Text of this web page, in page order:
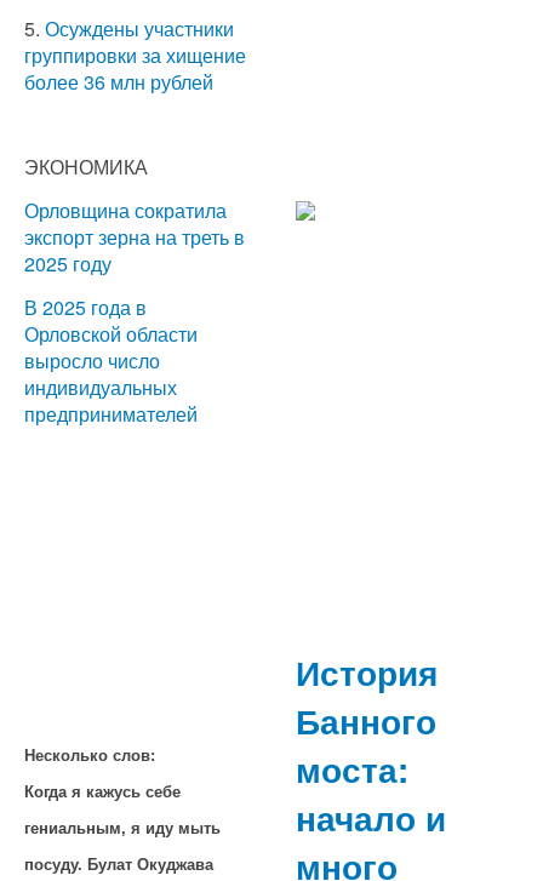
5. Осуждены участники
группировки за хищение
более 36 млн рублей
ЭКОНОМИКА
Орловщина сократила
экспорт зерна на треть в
2025 году
В 2025 года в
Орловской области
выросло число
индивидуальных
предпринимателей
Несколько слов:
Когда я кажусь себе
гениальным, я иду мыть
посуду. Булат Окуджава
История
Банного
моста:
начало и
много